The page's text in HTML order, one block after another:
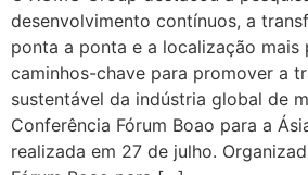
desenvolvimento contínuos, a
ponta a ponta e a localização
caminhos-chave para promover a
sustentável da indústria global de
Conferência Fórum Boao para a
realizada em 27 de julho.